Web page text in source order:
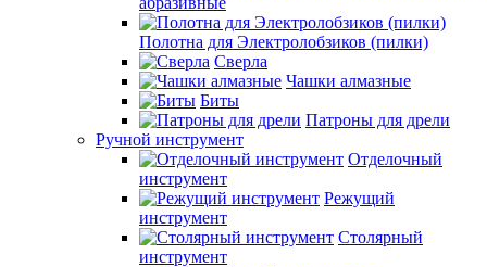
Полотна для Электролобзиков (пилки)
Сверла
Чашки алмазные
Биты
Патроны для дрели
Ручной инструмент
Отделочный
инструмент
Режущий
инструмент
Столярный
инструмент